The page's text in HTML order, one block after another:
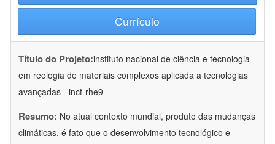
Currículo
Título do Projeto:instituto nacional de ciência e tecnologia
em reologia de materiais complexos aplicada a tecnologias
avançadas - inct-rhe9
Resumo: No atual contexto mundial, produto das mudanças
climáticas, é fato que o desenvolvimento tecnológico e